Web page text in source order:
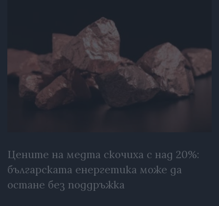
Цените на медта скочиха с над 20%:
българската енергетика може да
остане без поддръжка